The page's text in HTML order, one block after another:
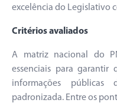
excelência do Legislativo
Critérios avaliados
A matriz nacional do
essenciais para garantir
informações
padronizada. Entre os